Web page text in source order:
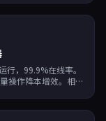
，99.9%在线率。
操作降本增效。相